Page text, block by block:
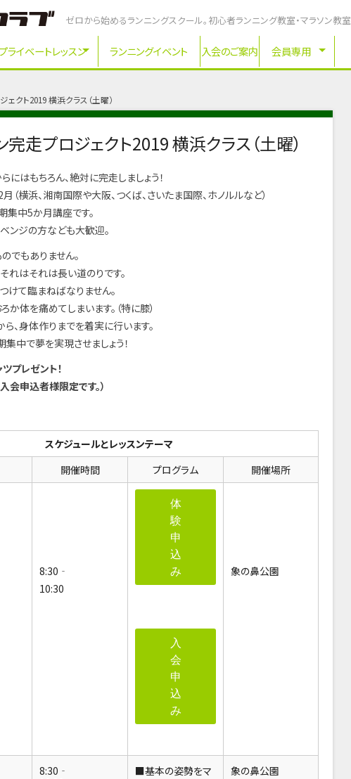
ゼロから始めるランニングスクール。初心者ランニング教室・マラソン教室
ライベートレッスン ランニングイベント 入会のご案内 会員専用
クト2019 横浜クラス（土曜）
走プロジェクト2019 横浜クラス（土曜）
にはもちろん、絶対に完走しましょう！
横浜、湘南国際や大阪、つくば、さいたま国際、ホノルルなど）
集中5か月講座です。
ンジの方なども大歓迎。
でもありません。
れはそれは長い道のりです。
けて臨まねばなりません。
体を痛めてしまいます。（特に膝）
、身体作りまでを着実に行います。
集中で夢を実現させましょう！
プレゼント！
申込者様限定です。）
レッスンテーマ
開催時間 プログラム 開催場所
8:30‐
10:30
体
験
申
込
み
入
会
申
込
み
象の鼻公園
8:30‐
■基本の姿勢をマ
象の鼻公園